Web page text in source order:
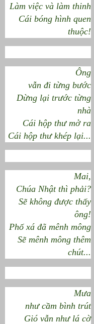
Làm việc và làm thinh
Cái bóng hình quen
thuộc!
Ông
vẫn đi từng bước
Dừng lại trước từng
nhà
Cái hộp thư mở ra
Cái hộp thư khép lại...
Mai,
Chúa Nhật thì phải?
Sẽ không được thấy
ông!
Phố xá đã mênh mông
Sẽ mênh mông thêm
chút...
Mưa
như cầm bình trút
Gió vẫn như lá cờ